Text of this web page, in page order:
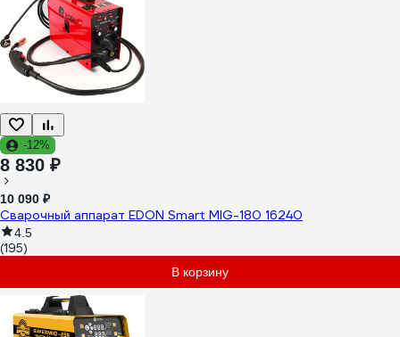
-12%
8 830 ₽
10 090 ₽
Сварочный аппарат EDON Smart MIG-180 16240
4.5
(195)
В корзину